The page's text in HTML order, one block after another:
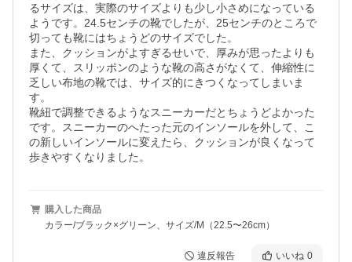
るサイズは、実際のサイズよりも少し小さめになっている
ようです。24.5センチの靴でしたが、25センチのところで
切っても靴にはちょうどのサイズでした。
また、クッションがよすぎるせいで、厚みが思ったよりも
厚くて、スリッポンのような靴の高さがなくて、伸縮性に
乏しい布地の靴では、サイズ的にきつくなってしまいま
す。
靴紐で調整できるようなスニーカーだとちょうどよかった
です。スニーカーのへたった元のインソールを外して、こ
の新しいインソールに変えたら、クッションが良くなって
歩きやすくなりました。
購入した商品
カラー/ブラック×グリーン、サイズ/M（22.5〜26cm）
違反報告 いいね 0